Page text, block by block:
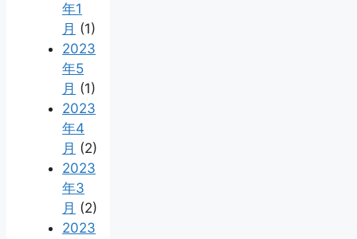
年1
月 (1)
2023
年5
月 (1)
2023
年4
月 (2)
2023
年3
月 (2)
2023